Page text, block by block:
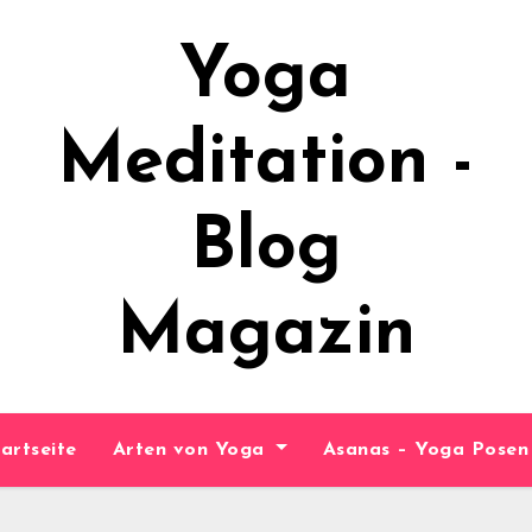
Yoga
Meditation -
Blog
Magazin
Arten von Yoga Asanas – Yoga